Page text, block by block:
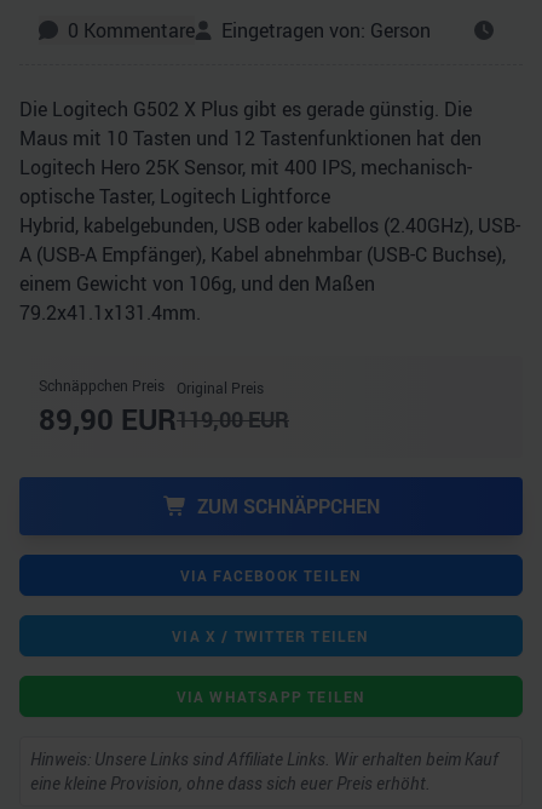
0 Kommentare Eingetragen von: Gerson
Die Logitech G502 X Plus gibt es gerade günstig. Die
Maus mit 10 Tasten und 12 Tastenfunktionen hat den
Logitech Hero 25K Sensor, mit 400 IPS, mechanisch-
optische Taster, Logitech Lightforce
Hybrid, kabelgebunden, USB oder kabellos (2.40GHz), USB-
A (USB-A Empfänger), Kabel abnehmbar (USB-C Buchse),
einem Gewicht von 106g, und den Maßen
79.2x41.1x131.4mm.
Schnäppchen Preis
89,90 EUR
Original Preis
119,00EUR
ZUM SCHNÄPPCHEN
VIA FACEBOOK TEILEN
VIA X / TWITTER TEILEN
VIA WHATSAPP TEILEN
Hinweis: Unsere Links sind Affiliate Links. Wir erhalten beim Kauf
eine kleine Provision, ohne dass sich euer Preis erhöht.